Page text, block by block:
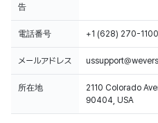
告
電話番号 +1 (628) 270-1100
メールアドレス
所在地
2110 Colorado
90404, USA